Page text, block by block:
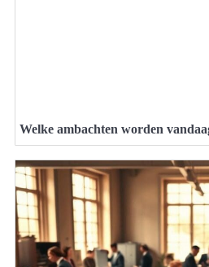
Welke ambachten worden